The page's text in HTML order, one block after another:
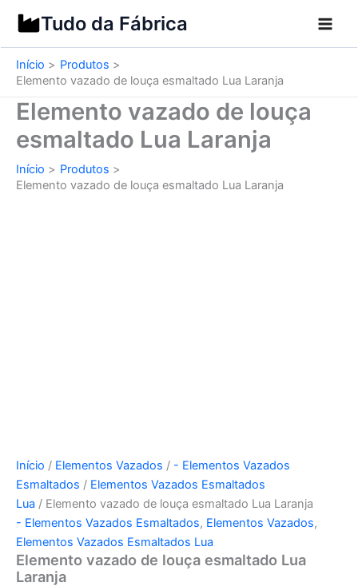
para
o
conteúdo
Tudo da Fábrica
Início
Produtos
Elemento vazado de louça esmaltado Lua Laranja
Elemento vazado de louça
esmaltado Lua Laranja
Início
Produtos
Elemento vazado de louça esmaltado Lua Laranja
Início / Elementos Vazados / - Elementos Vazados
Esmaltados / Elementos Vazados Esmaltados
Lua / Elemento vazado de louça esmaltado Lua Laranja
- Elementos Vazados Esmaltados, Elementos Vazados,
Elementos Vazados Esmaltados Lua
Elemento vazado de louça esmaltado Lua
Laranja